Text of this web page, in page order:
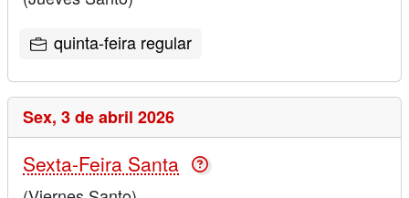
quinta-feira regular
Sex, 3 de abril 2026
Sexta-Feira Santa